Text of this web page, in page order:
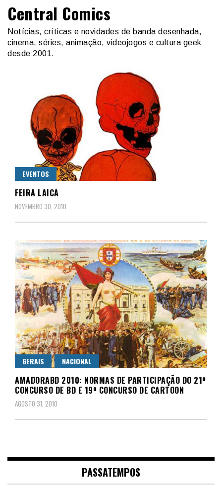
Central Comics
Notícias, críticas e novidades de banda desenhada,
cinema, séries, animação, videojogos e cultura geek
desde 2001.
EVENTOS
FEIRA LAICA
NOVEMBRO 30, 2010
GERAIS NACIONAL
AMADORABD 2010: NORMAS DE PARTICIPAÇÃO DO 21º
CONCURSO DE BD E 19º CONCURSO DE CARTOON
AGOSTO 31, 2010
PASSATEMPOS